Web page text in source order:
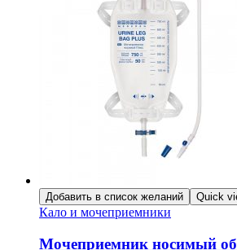
Добавить в список желаний Quick
Кало и мочеприемники
Мочеприемник носимый